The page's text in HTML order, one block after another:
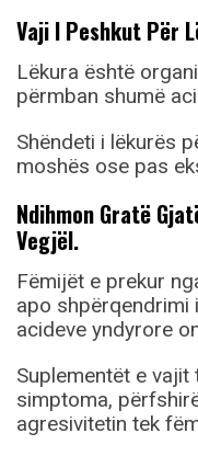
Vaji I Peshkut Për
Lëkura është
përmban shumë
Shëndeti i lëkurës
moshës ose pas
Ndihmon Gratë
Vegjël.
Fëmijët e prekur
apo shpërqendrimi
acideve yndyrore
Suplementët e
simptoma,
agresivitetin tek